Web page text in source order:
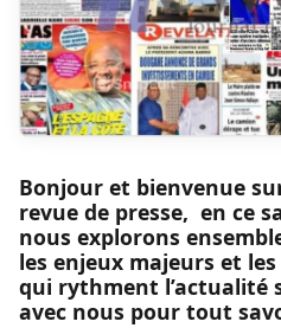
Bonjour et bienvenue
revue de presse, en ce
nous explorons
les enjeux majeurs et
qui rythment l’actualité
avec nous pour tout